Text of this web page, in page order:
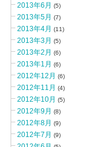
2013年6月 (5)
2013年5月 (7)
2013年4月 (11)
2013年3月 (5)
2013年2月 (6)
2013年1月 (6)
2012年12月 (6)
2012年11月 (4)
2012年10月 (5)
2012年9月 (8)
2012年8月 (9)
2012年7月 (9)